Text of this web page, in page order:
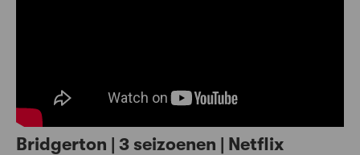
Bridgerton | 3 seizoenen | Netflix